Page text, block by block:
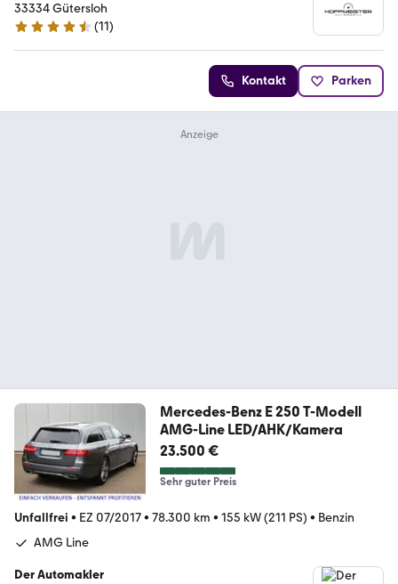
33334 Gütersloh
4.7 Sterne
(11)
Kontakt Parken
Mercedes-Benz E 250 T-Modell
AMG-Line LED/AHK/Kamera
23.500 €
Sehr guter Preis
Unfallfrei • EZ 07/2017• 78.300 km • 155 kW (211 PS) • Benzin
AMG Line
Der Automakler